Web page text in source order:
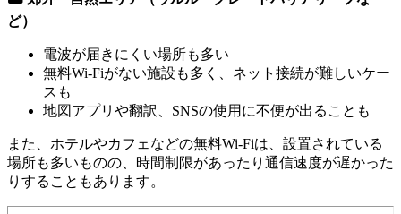
ど）
電波が届きにくい場所も多い
無料Wi‑Fiがない施設も多く、ネット接続が難しいケー
スも
地図アプリや翻訳、SNSの使用に不便が出ることも
また、ホテルやカフェなどの無料Wi‑Fiは、設置されている
場所も多いものの、時間制限があったり通信速度が遅かった
りすることもあります。